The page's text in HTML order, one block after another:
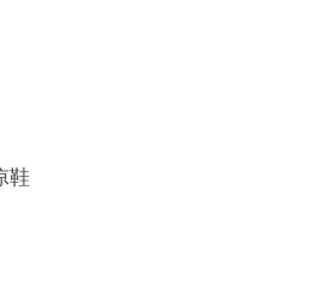
鞋